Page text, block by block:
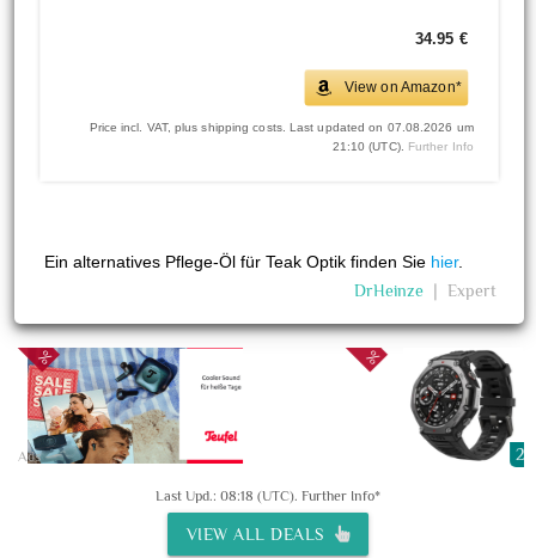
34.95 €
View on Amazon*
Price incl. VAT, plus shipping costs. Last updated on 07.08.2026 um
21:10 (UTC). Further Info
Ein alternatives Pflege-Öl für Teak Optik finden Sie hier.
DrHeinze
Expert
Ads
Last Upd.: 08:18 (UTC). Further Info*
VIEW ALL DEALS